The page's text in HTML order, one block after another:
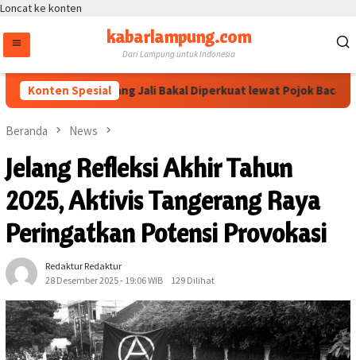
Loncat ke konten
kabarlampung.com
Dari Lampung untuk Indonesia
Konten Spesial
Dikawal! Bang Jali Bakal Diperkuat lewat Pojok Baca dan
Beranda News
Jelang Refleksi Akhir Tahun
2025, Aktivis Tangerang Raya
Peringatkan Potensi Provokasi
Redaktur Redaktur
28 Desember 2025 - 19:06 WIB
129 Dilihat